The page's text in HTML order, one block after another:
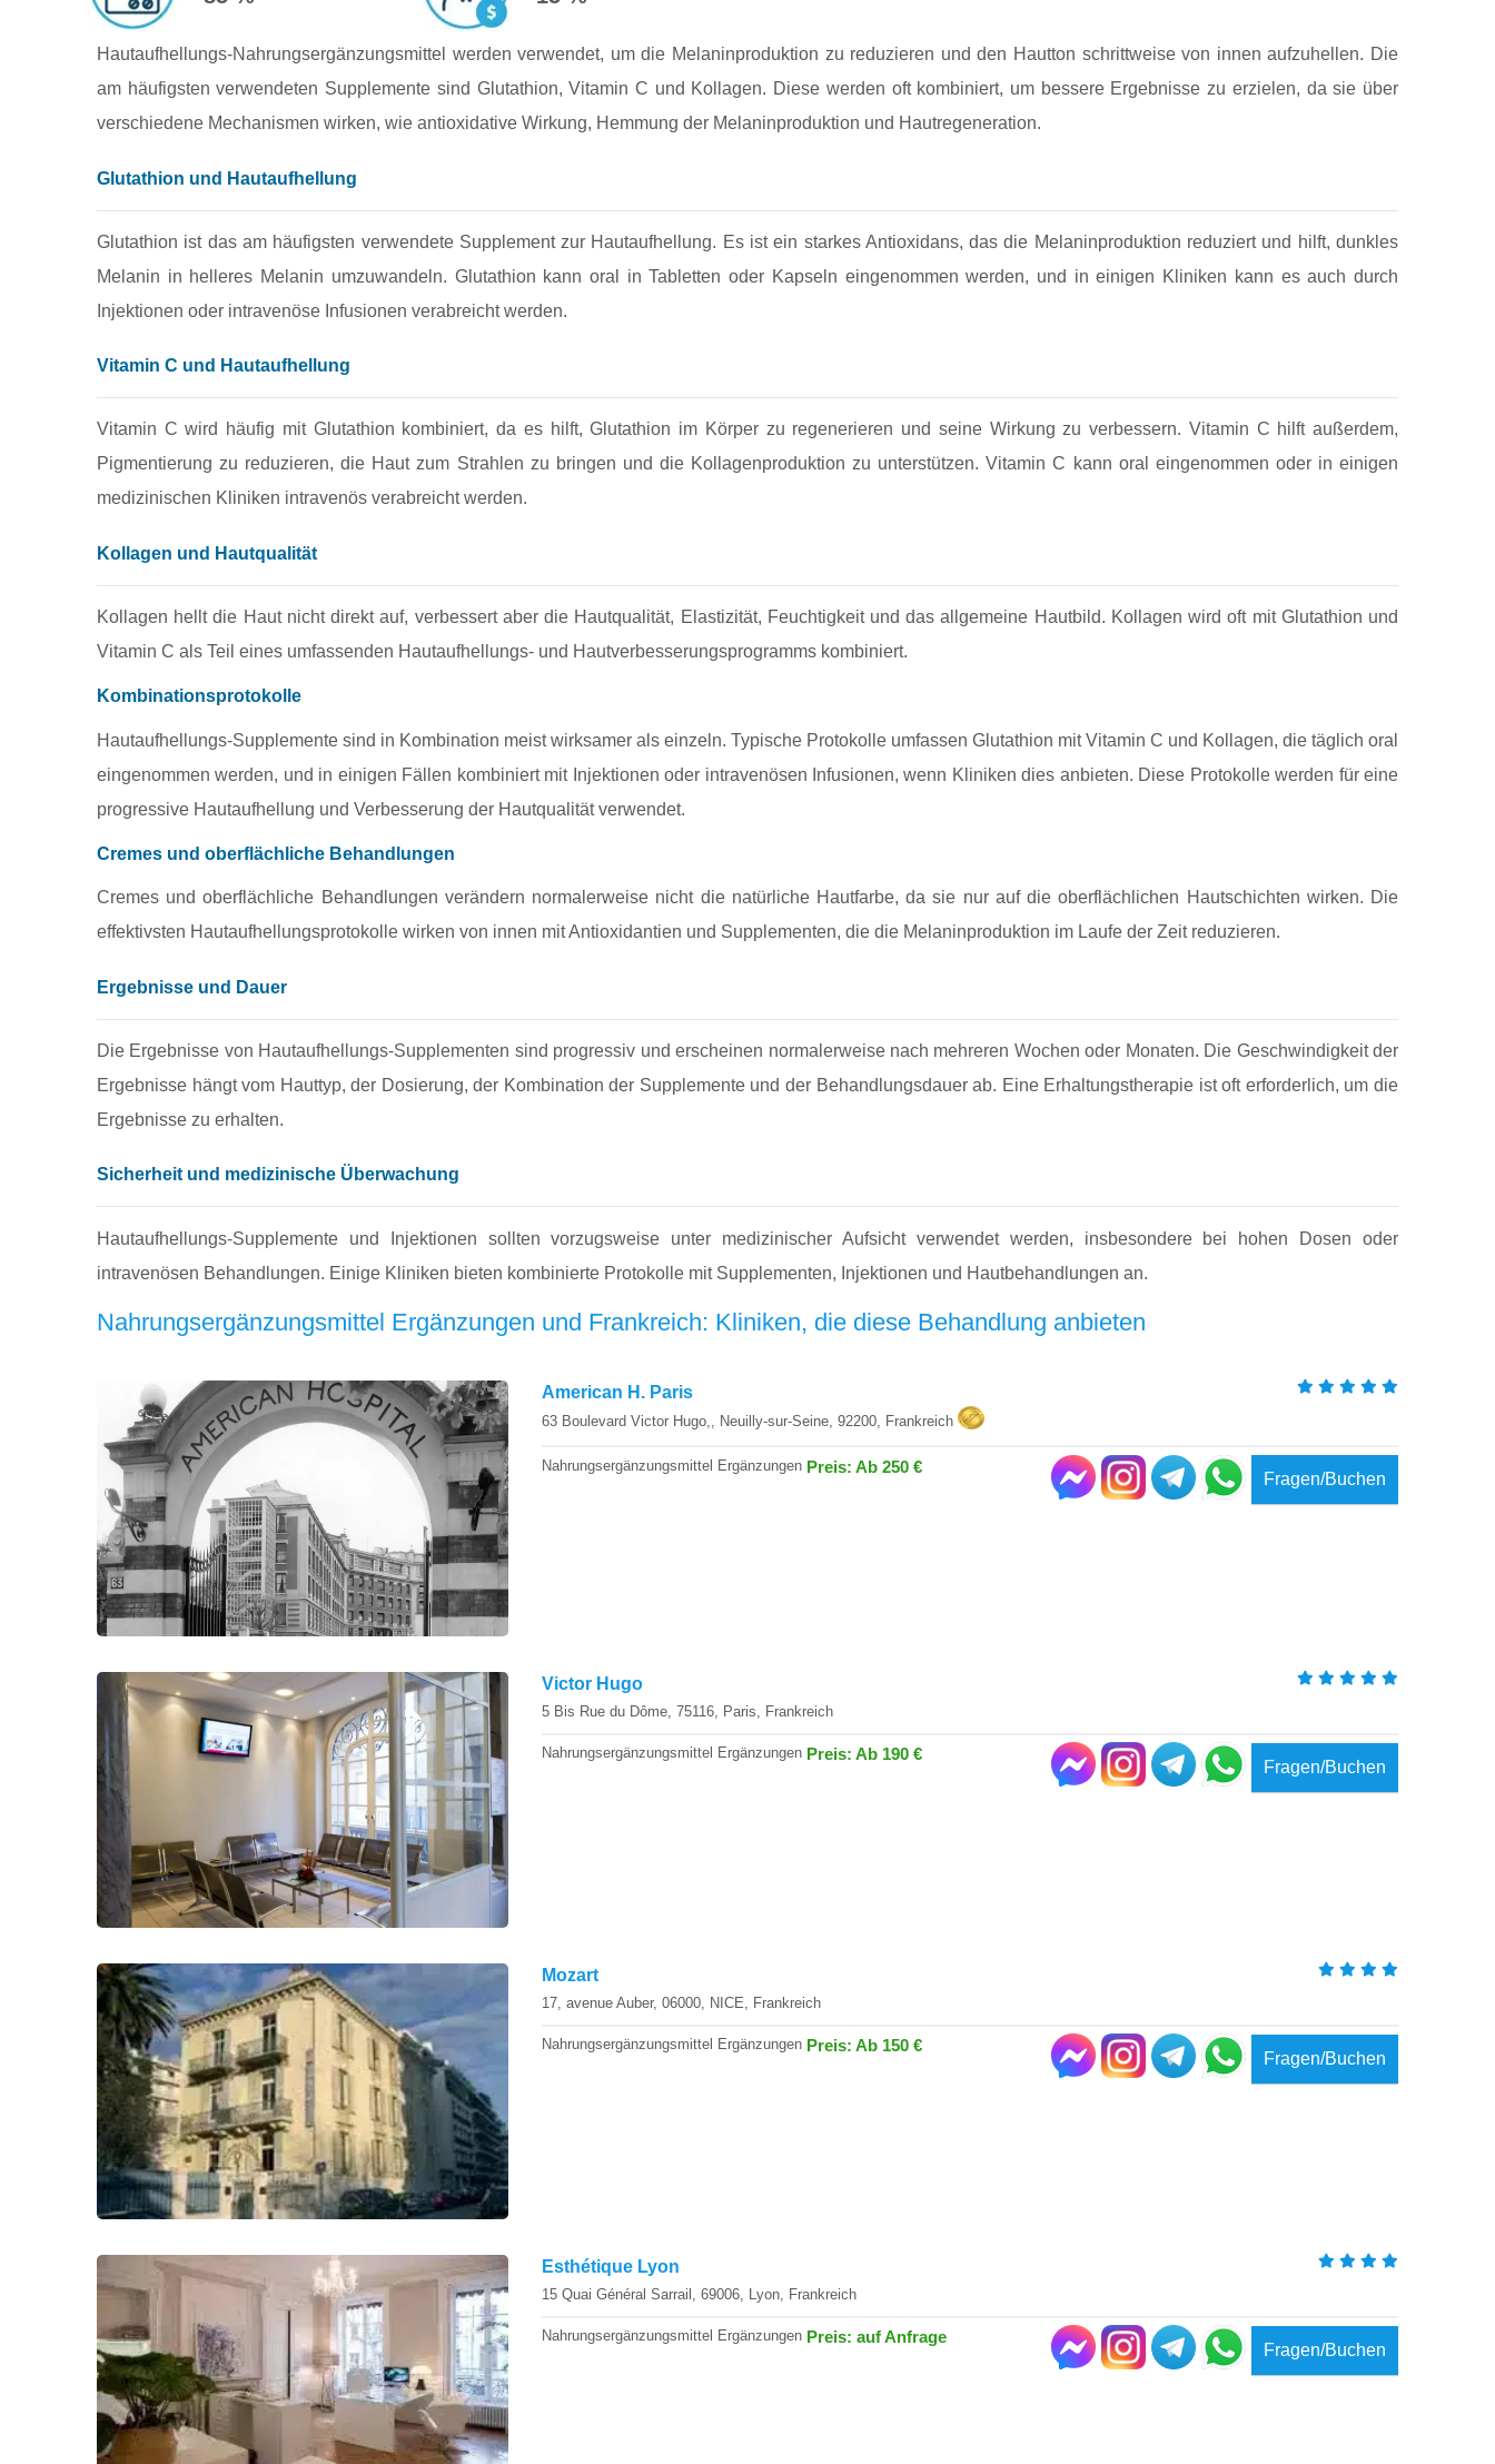
Hautaufhellungs‑Nahrungsergänzungsmittel werden verwendet, um die Melaninproduktion zu reduzieren und den Hautton schrittweise von innen aufzuhellen. Die
am häufigsten verwendeten Supplemente sind Glutathion, Vitamin C und Kollagen. Diese werden oft kombiniert, um bessere Ergebnisse zu erzielen, da sie über
verschiedene Mechanismen wirken, wie antioxidative Wirkung, Hemmung der Melaninproduktion und Hautregeneration.
Glutathion und Hautaufhellung
Glutathion ist das am häufigsten verwendete Supplement zur Hautaufhellung. Es ist ein starkes Antioxidans, das die Melaninproduktion reduziert und hilft, dunkles
Melanin in helleres Melanin umzuwandeln. Glutathion kann oral in Tabletten oder Kapseln eingenommen werden, und in einigen Kliniken kann es auch durch
Injektionen oder intravenöse Infusionen verabreicht werden.
Vitamin C und Hautaufhellung
Vitamin C wird häufig mit Glutathion kombiniert, da es hilft, Glutathion im Körper zu regenerieren und seine Wirkung zu verbessern. Vitamin C hilft außerdem,
Pigmentierung zu reduzieren, die Haut zum Strahlen zu bringen und die Kollagenproduktion zu unterstützen. Vitamin C kann oral eingenommen oder in einigen
medizinischen Kliniken intravenös verabreicht werden.
Kollagen und Hautqualität
Kollagen hellt die Haut nicht direkt auf, verbessert aber die Hautqualität, Elastizität, Feuchtigkeit und das allgemeine Hautbild. Kollagen wird oft mit Glutathion und
Vitamin C als Teil eines umfassenden Hautaufhellungs- und Hautverbesserungsprogramms kombiniert.
Kombinationsprotokolle
Hautaufhellungs‑Supplemente sind in Kombination meist wirksamer als einzeln. Typische Protokolle umfassen Glutathion mit Vitamin C und Kollagen, die täglich oral
eingenommen werden, und in einigen Fällen kombiniert mit Injektionen oder intravenösen Infusionen, wenn Kliniken dies anbieten. Diese Protokolle werden für eine
progressive Hautaufhellung und Verbesserung der Hautqualität verwendet.
Cremes und oberflächliche Behandlungen
Cremes und oberflächliche Behandlungen verändern normalerweise nicht die natürliche Hautfarbe, da sie nur auf die oberflächlichen Hautschichten wirken. Die
effektivsten Hautaufhellungsprotokolle wirken von innen mit Antioxidantien und Supplementen, die die Melaninproduktion im Laufe der Zeit reduzieren.
Ergebnisse und Dauer
Die Ergebnisse von Hautaufhellungs‑Supplementen sind progressiv und erscheinen normalerweise nach mehreren Wochen oder Monaten. Die Geschwindigkeit der
Ergebnisse hängt vom Hauttyp, der Dosierung, der Kombination der Supplemente und der Behandlungsdauer ab. Eine Erhaltungstherapie ist oft erforderlich, um die
Ergebnisse zu erhalten.
Sicherheit und medizinische Überwachung
Hautaufhellungs‑Supplemente und Injektionen sollten vorzugsweise unter medizinischer Aufsicht verwendet werden, insbesondere bei hohen Dosen oder
intravenösen Behandlungen. Einige Kliniken bieten kombinierte Protokolle mit Supplementen, Injektionen und Hautbehandlungen an.
Nahrungsergänzungsmittel Ergänzungen und Frankreich: Kliniken, die diese Behandlung anbieten
American H. Paris
63 Boulevard Victor Hugo,, Neuilly-sur-Seine, 92200, Frankreich
Nahrungsergänzungsmittel Ergänzungen Preis: Ab 250 €
Fragen/Buchen
Victor Hugo
5 Bis Rue du Dôme, 75116, Paris, Frankreich
Nahrungsergänzungsmittel Ergänzungen Preis: Ab 190 €
Fragen/Buchen
Mozart
17, avenue Auber, 06000, NICE, Frankreich
Nahrungsergänzungsmittel Ergänzungen Preis: Ab 150 €
Fragen/Buchen
Esthétique Lyon
15 Quai Général Sarrail, 69006, Lyon, Frankreich
Nahrungsergänzungsmittel Ergänzungen Preis: auf Anfrage
Fragen/Buchen